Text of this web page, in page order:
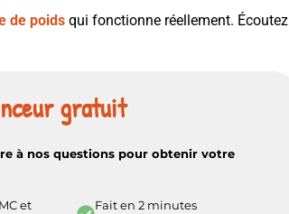
de poidsqui fonctionne réellement. Écoutez
gratuit
à nos questions pour obtenir votre
et
Fait en 2 minutes